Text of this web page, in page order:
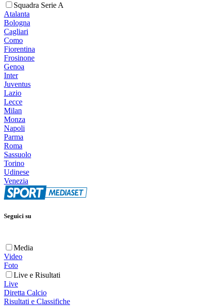
Squadra Serie A
Atalanta
Bologna
Cagliari
Como
Fiorentina
Frosinone
Genoa
Inter
Juventus
Lazio
Lecce
Milan
Monza
Napoli
Parma
Roma
Sassuolo
Torino
Udinese
Venezia
Seguici su
Media
Video
Foto
Live e Risultati
Live
Diretta Calcio
Risultati e Classifiche